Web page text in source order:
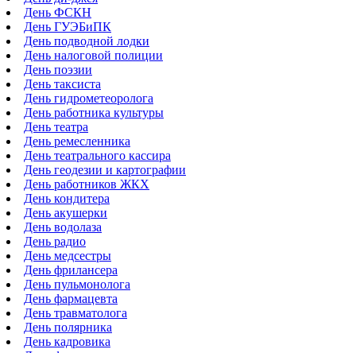
День ФСКН
День ГУЭБиПК
День подводной лодки
День налоговой полиции
День поэзии
День таксиста
День гидрометеоролога
День работника культуры
День театра
День ремесленника
День театрального кассира
День геодезии и картографии
День работников ЖКХ
День кондитера
День акушерки
День водолаза
День радио
День медсестры
День фрилансера
День пульмонолога
День фармацевта
День травматолога
День полярника
День кадровика